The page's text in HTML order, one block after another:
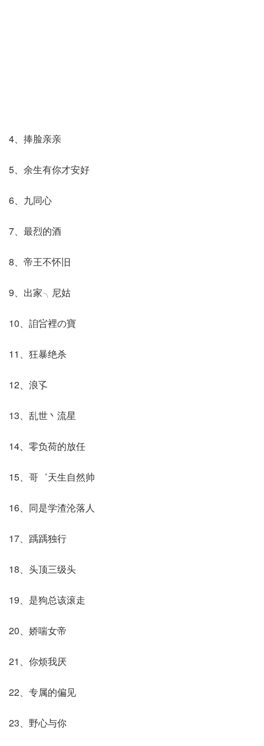
4、捧脸亲亲
5、余生有你才安好
6、九同心
7、最烈的酒
8、帝王不怀旧
9、出家╮尼姑
10、詯吢裡の寶
11、狂暴绝杀
12、浪孓
13、乱世丶流星
14、零负荷的放任
15、哥゛天生自然帅
16、同是学渣沦落人
17、踽踽独行
18、头顶三级头
19、是狗总该滚走
20、娇喘女帝
21、你烦我厌
22、专属的偏见
23、野心与你